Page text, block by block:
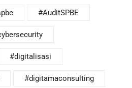
#AuditSPBE
#digitalisasi
#digitamaconsulting